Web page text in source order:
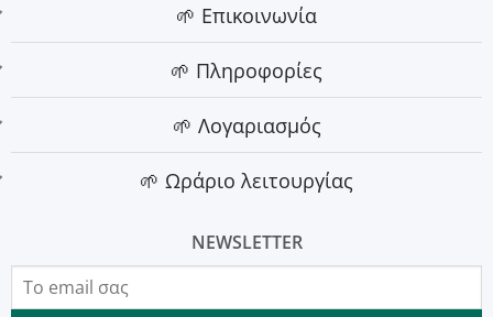
🌱 Επικοινωνία
🌱 Πληροφορίες
🌱 Λογαριασμός
🌱 Ωράριο λειτουργίας
NEWSLETTER